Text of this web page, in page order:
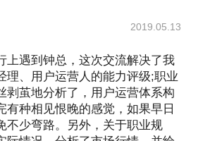
2019.05.13
上遇到钟总，这次交流解决了我
理、用户运营人的能力评级;职业
剥茧地分析了，用户运营体系构
有种相见恨晚的感觉，如果早日
不少弯路。另外，关于职业规